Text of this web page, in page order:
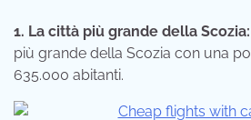
1. La città più grande della Scozia:
più grande della Scozia con una
635.000 abitanti.